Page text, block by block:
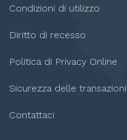
Condizioni di utilizzo
Diritto di recesso
Politica di Privacy Online
Sicurezza delle transazioni
Contattaci